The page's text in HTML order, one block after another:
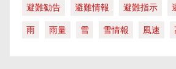
避難勧告
避難情報 避難指示
雨
雨量 雪 雪情報 風速